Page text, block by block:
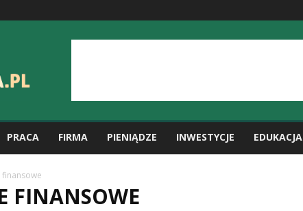
PRACA FIRMA PIENIĄDZE INWESTYCJE EDUKACJA
FINANSOWE